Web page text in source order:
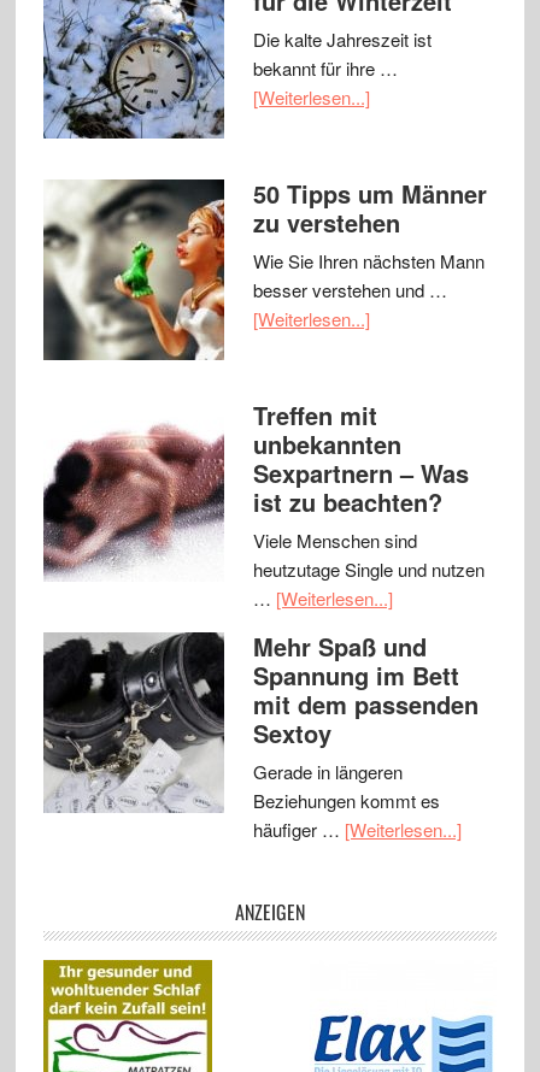
Die kalte Jahreszeit ist
bekannt für ihre …
[Weiterlesen...]
50 Tipps um Männer
zu verstehen
Wie Sie Ihren nächsten Mann
besser verstehen und …
[Weiterlesen...]
Treffen mit
unbekannten
Sexpartnern – Was
ist zu beachten?
Viele Menschen sind
heutzutage Single und nutzen
… [Weiterlesen...]
Mehr Spaß und
Spannung im Bett
mit dem passenden
Sextoy
Gerade in längeren
Beziehungen kommt es
häufiger … [Weiterlesen...]
ANZEIGEN